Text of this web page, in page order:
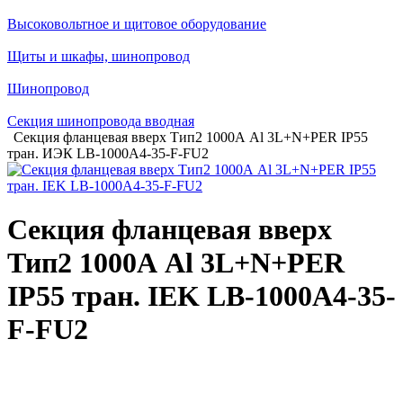
Высоковольтное и щитовое оборудование
Щиты и шкафы, шинопровод
Шинопровод
Секция шинопровода вводная
Секция фланцевая вверх Тип2 1000А Al 3L+N+PER IP55
тран. ИЭК LB-1000A4-35-F-FU2
Секция фланцевая вверх
Тип2 1000А Al 3L+N+PER
IP55 тран. IEK LB-1000A4-35-
F-FU2